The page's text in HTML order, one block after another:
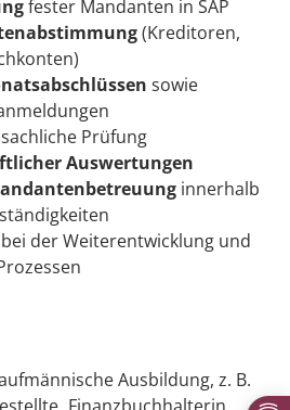
fester Mandanten in SAP
(Kreditoren,
sowie
Prüfung
Auswertungen
innerhalb
der Weiterentwicklung und
Ausbildung, z. B.